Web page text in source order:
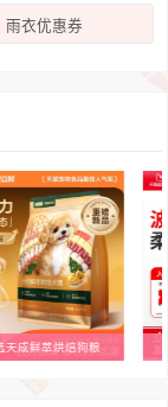
雨衣优惠券
天成鲜萃烘焙狗粮